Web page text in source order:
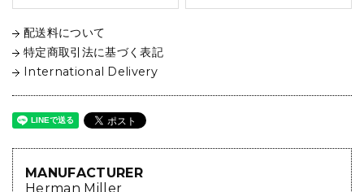
配送料について
特定商取引法に基づく表記
International Delivery
MANUFACTURER
Herman Miller